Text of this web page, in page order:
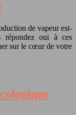
de vapeur est-
répondez oui à ces
sur le cœur de votre